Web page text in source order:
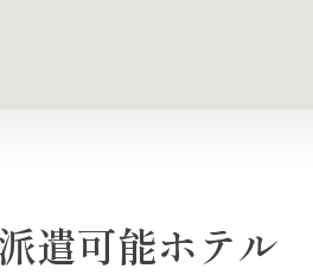
遣可能ホテル